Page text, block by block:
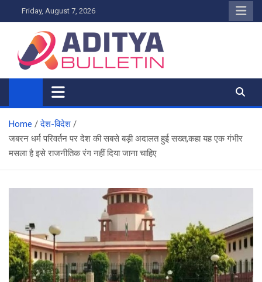
to
Friday, August 7, 2026
Home
देश-विदेश
जबरन धर्म परिवर्तन पर देश की सबसे बड़ी अदालत हुई सख्त,कहा यह एक गंभीर
मसला है इसे राजनीतिक रंग नहीं दिया जाना चाहिए